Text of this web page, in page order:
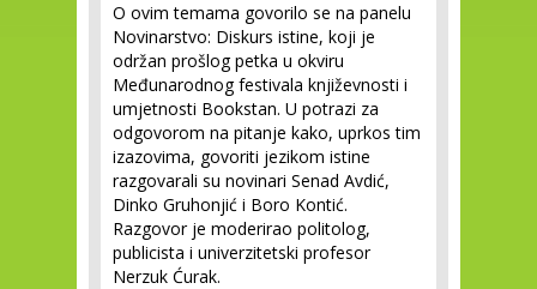
O ovim temama govorilo se na panelu
Novinarstvo: Diskurs istine, koji je
održan prošlog petka u okviru
Međunarodnog festivala književnosti i
umjetnosti Bookstan. U potrazi za
odgovorom na pitanje kako, uprkos tim
izazovima, govoriti jezikom istine
razgovarali su novinari Senad Avdić,
Dinko Gruhonjić i Boro Kontić.
Razgovor je moderirao politolog,
publicista i univerzitetski profesor
Nerzuk Ćurak.